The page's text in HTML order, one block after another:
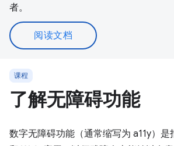
者。
阅读文档
课程
了解无障碍功能
数字无障碍功能（通常缩写为 a11y）